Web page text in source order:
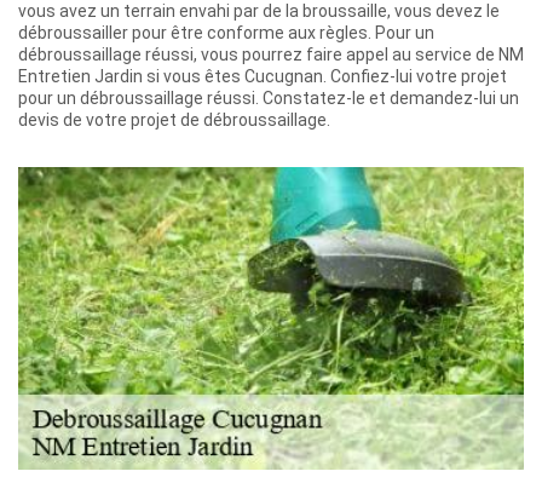
vous avez un terrain envahi par de la broussaille, vous devez le
débroussailler pour être conforme aux règles. Pour un
débroussaillage réussi, vous pourrez faire appel au service de NM
Entretien Jardin si vous êtes Cucugnan. Confiez-lui votre projet
pour un débroussaillage réussi. Constatez-le et demandez-lui un
devis de votre projet de débroussaillage.